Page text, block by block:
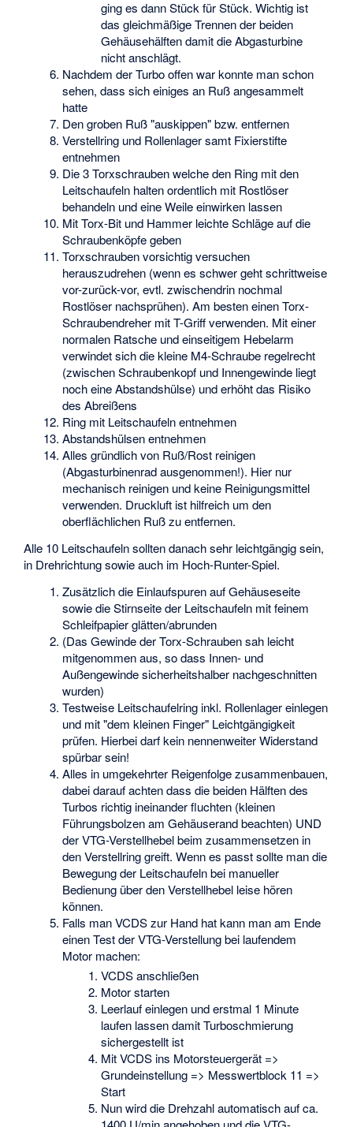
ging es dann Stück für Stück. Wichtig ist
das gleichmäßige Trennen der beiden
Gehäusehälften damit die Abgasturbine
nicht anschlägt.
Nachdem der Turbo offen war konnte man schon
sehen, dass sich einiges an Ruß angesammelt
hatte
Den groben Ruß "auskippen" bzw. entfernen
Verstellring und Rollenlager samt Fixierstifte
entnehmen
Die 3 Torxschrauben welche den Ring mit den
Leitschaufeln halten ordentlich mit Rostlöser
behandeln und eine Weile einwirken lassen
Mit Torx-Bit und Hammer leichte Schläge auf die
Schraubenköpfe geben
Torxschrauben vorsichtig versuchen
herauszudrehen (wenn es schwer geht schrittweise
vor-zurück-vor, evtl. zwischendrin nochmal
Rostlöser nachsprühen). Am besten einen Torx-
Schraubendreher mit T-Griff verwenden. Mit einer
normalen Ratsche und einseitigem Hebelarm
verwindet sich die kleine M4-Schraube regelrecht
(zwischen Schraubenkopf und Innengewinde liegt
noch eine Abstandshülse) und erhöht das Risiko
des Abreißens
Ring mit Leitschaufeln entnehmen
Abstandshülsen entnehmen
Alles gründlich von Ruß/Rost reinigen
(Abgasturbinenrad ausgenommen!). Hier nur
mechanisch reinigen und keine Reinigungsmittel
verwenden. Druckluft ist hilfreich um den
oberflächlichen Ruß zu entfernen.
Alle 10 Leitschaufeln sollten danach sehr leichtgängig sein,
in Drehrichtung sowie auch im Hoch-Runter-Spiel.
Zusätzlich die Einlaufspuren auf Gehäuseseite
sowie die Stirnseite der Leitschaufeln mit feinem
Schleifpapier glätten/abrunden
(Das Gewinde der Torx-Schrauben sah leicht
mitgenommen aus, so dass Innen- und
Außengewinde sicherheitshalber nachgeschnitten
wurden)
Testweise Leitschaufelring inkl. Rollenlager einlegen
und mit "dem kleinen Finger" Leichtgängigkeit
prüfen. Hierbei darf kein nennenweiter Widerstand
spürbar sein!
Alles in umgekehrter Reigenfolge zusammenbauen,
dabei darauf achten dass die beiden Hälften des
Turbos richtig ineinander fluchten (kleinen
Führungsbolzen am Gehäuserand beachten) UND
der VTG-Verstellhebel beim zusammensetzen in
den Verstellring greift. Wenn es passt sollte man die
Bewegung der Leitschaufeln bei manueller
Bedienung über den Verstellhebel leise hören
können.
Falls man VCDS zur Hand hat kann man am Ende
einen Test der VTG-Verstellung bei laufendem
Motor machen:
VCDS anschließen
Motor starten
Leerlauf einlegen und erstmal 1 Minute
laufen lassen damit Turboschmierung
sichergestellt ist
Mit VCDS ins Motorsteuergerät =>
Grundeinstellung => Messwertblock 11 =>
Start
Nun wird die Drehzahl automatisch auf ca.